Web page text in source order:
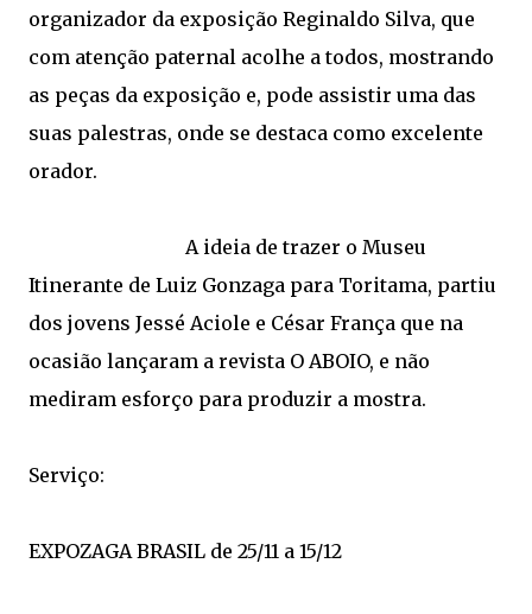
organizador da exposição Reginaldo Silva, que
com atenção paternal acolhe a todos, mostrando
as peças da exposição e, pode assistir uma das
suas palestras, onde se destaca como excelente
orador.
A ideia de trazer o Museu
Itinerante de Luiz Gonzaga para Toritama, partiu
dos jovens Jessé Aciole e César França que na
ocasião lançaram a revista O ABOIO, e não
mediram esforço para produzir a mostra.
Serviço:
EXPOZAGA BRASIL de 25/11 a 15/12